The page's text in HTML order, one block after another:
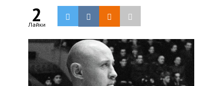
2
Лайки